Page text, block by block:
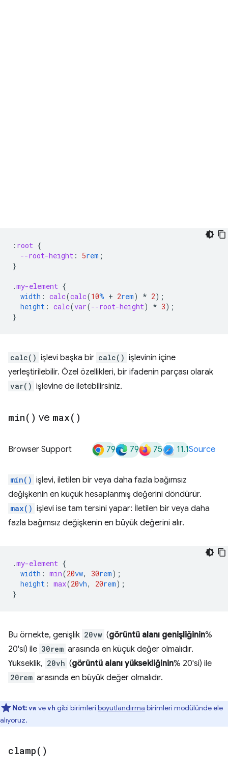
: root {
--root-height : 5rem ;
}
.my-element {
width : calc(calc(10% + 2rem) * 2);
height : calc(var(--root-height) * 3);
}
calc() işlevi başka bir calc() işlevinin içine
yerleştirilebilir. Özel özellikleri, bir ifadenin parçası olarak
var() işlevine de iletebilirsiniz.
min( ) ve max( )
Browser Support 79 79 75 11.1Source
min() işlevi, iletilen bir veya daha fazla bağımsız
değişkenin en küçük hesaplanmış değerini döndürür.
max() işlevi ise tam tersini yapar: İletilen bir veya daha
fazla bağımsız değişkenin en büyük değerini alır.
.my-element {
width : min(20vw, 30rem);
height : max(20vh, 20rem);
}
Bu örnekte, genişlik 20vw (görüntü alanı genişliğinin%
20'si) ile 30rem arasında en küçük değer olmalıdır.
Yükseklik, 20vh (görüntü alanı yüksekliğinin% 20'si) ile
20rem arasında en büyük değer olmalıdır.
Not:vwvevh gibi birimleri boyutlandırma birimleri modülünde ele
alıyoruz.
clamp( )